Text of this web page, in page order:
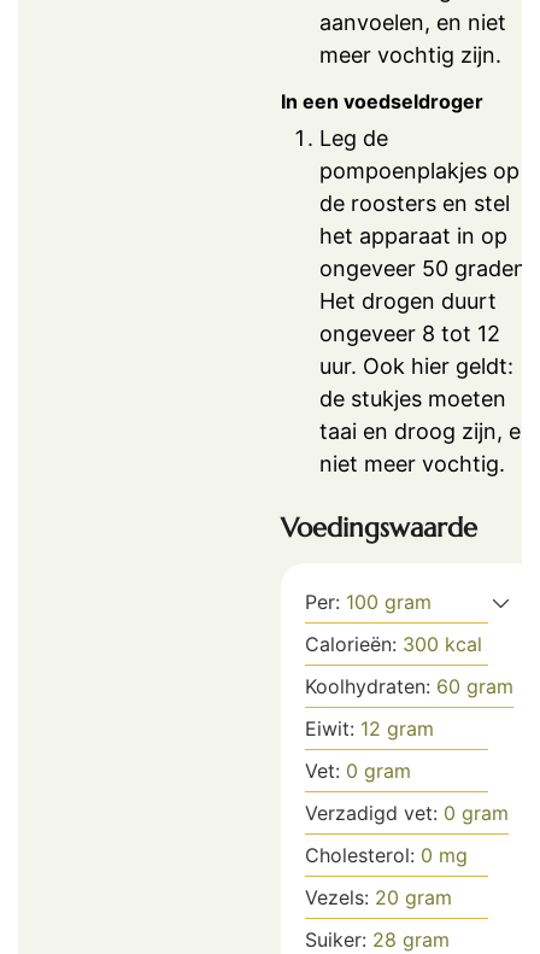
aanvoelen, en niet
meer vochtig zijn.
In een voedseldroger
Leg de
pompoenplakjes op
de roosters en stel
het apparaat in op
ongeveer 50 graden.
Het drogen duurt
ongeveer 8 tot 12
uur. Ook hier geldt:
de stukjes moeten
taai en droog zijn, en
niet meer vochtig.
Voedingswaarde
Per: 100 gram
Calorieën: 300 kcal
Koolhydraten: 60 gram
Eiwit: 12 gram
Vet: 0 gram
Verzadigd vet: 0 gram
Cholesterol: 0 mg
Vezels: 20 gram
Suiker: 28 gram